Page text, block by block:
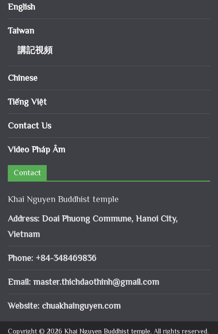
English
Taiwan
講記視頻
Chinese
Tiếng Việt
Contact Us
Video Pháp Âm
Contact
Khai Nguyen Buddhist temple
Address: Doai Phuong Commune, Hanoi City,
Vietnam
Phone: +84-348469836
Email: master.thichdaothinh@gmail.com
Website: chuakhainguyen.com
Copyright © 2026 Khai Nguyen Buddhist temple. All rights reserved.